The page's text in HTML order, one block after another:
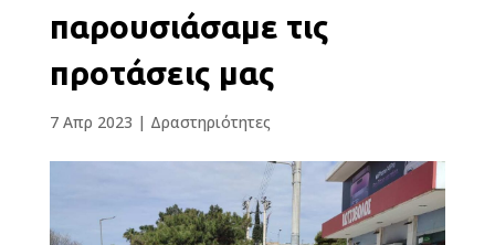
παρουσιάσαμε τις
προτάσεις μας
7 Απρ 2023 | Δραστηριότητες